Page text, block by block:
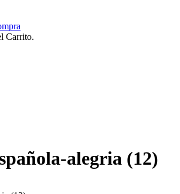
Carrito.
alegria (12)